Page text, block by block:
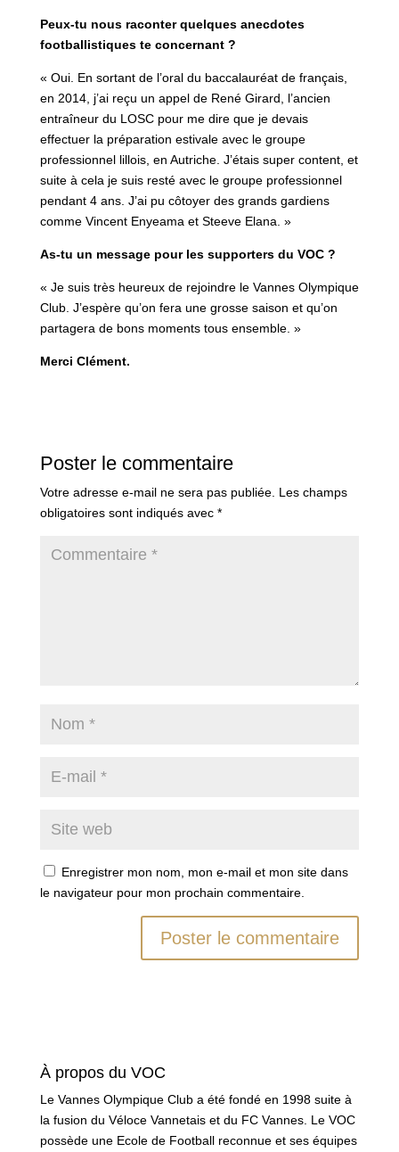
Peux-tu nous raconter quelques anecdotes
footballistiques te concernant ?
« Oui. En sortant de l’oral du baccalauréat de français,
en 2014, j’ai reçu un appel de René Girard, l’ancien
entraîneur du LOSC pour me dire que je devais
effectuer la préparation estivale avec le groupe
professionnel lillois, en Autriche. J’étais super content, et
suite à cela je suis resté avec le groupe professionnel
pendant 4 ans. J’ai pu côtoyer des grands gardiens
comme Vincent Enyeama et Steeve Elana. »
As-tu un message pour les supporters du VOC ?
« Je suis très heureux de rejoindre le Vannes Olympique
Club. J’espère qu’on fera une grosse saison et qu’on
partagera de bons moments tous ensemble. »
Merci Clément.
Poster le commentaire
Votre adresse e-mail ne sera pas publiée. Les champs
obligatoires sont indiqués avec *
Enregistrer mon nom, mon e-mail et mon site dans
le navigateur pour mon prochain commentaire.
À propos du VOC
Le Vannes Olympique Club a été fondé en 1998 suite à
la fusion du Véloce Vannetais et du FC Vannes. Le VOC
possède une Ecole de Football reconnue et ses équipes